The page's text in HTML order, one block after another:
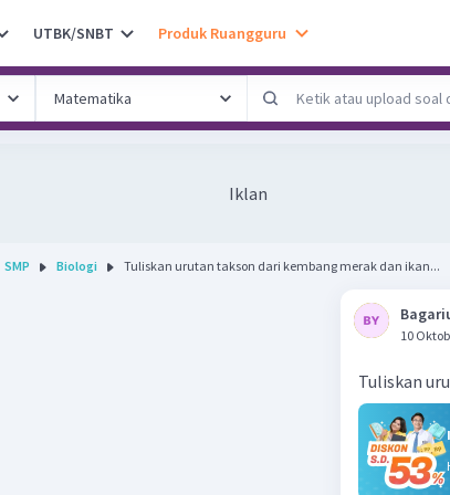
UTBK/SNBT Produk Ruangguru
Iklan
SMP Biologi Tuliskan urutan takson dari kembang merak dan ikan...
10
Tuliskan